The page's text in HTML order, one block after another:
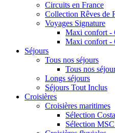
Circuits en France
Collection Rêves de
Voyages Signature
Maxi confort -
Maxi confort -
Séjours
Tous nos séjours
Tous nos
Longs séjours
Séjours Tout Inclus
Croisières
Croisières maritimes
Sélection
Sélection